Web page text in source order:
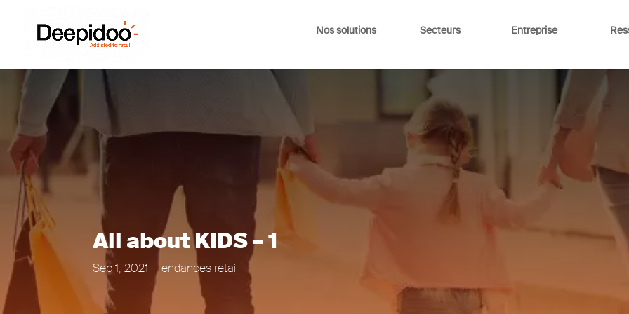
Nos solutions Secteurs Entreprise
All about KIDS – 1
Sep 1, 2021 | Tendances retail